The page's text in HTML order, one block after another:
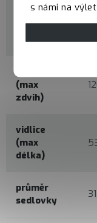
s námi na
maximální
šířka
pláště
(max
zdvih)
vidlice
(max
délka)
průměr
sedlovky